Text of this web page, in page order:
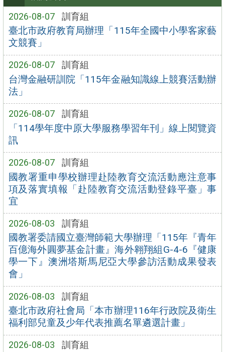
2026-08-07 訓育組
臺北市政府教育局辦理「115年全國中小學客家藝
文競賽」
2026-08-07 訓育組
台灣金融研訓院「115年金融知識線上競賽活動辦
法」
2026-08-07 訓育組
「114學年度中原大學服務學習年刊」線上閱覽資
訊
2026-08-07 訓育組
國教署重申學校辦理赴陸教育交流活動應注意事
項及落實填報「赴陸教育交流活動登錄平臺」事
宜
2026-08-03 訓育組
國教署委請國立臺灣師範大學辦理「115年『青年
百億海外圓夢基金計畫』海外翱翔組G-4-6『健康
學一下』澳洲塔斯馬尼亞大學參訪活動成果發表
會」
2026-08-03 訓育組
臺北市政府社會局「本市辦理116年行政院及衛生
福利部兒童及少年代表推薦名單遴選計畫」
2026-08-03 訓育組